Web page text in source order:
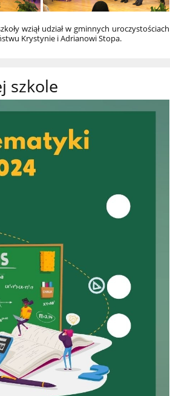
wziął udział w gminnych uroczystościach
Krystynie i Adrianowi Stopa.
szkole